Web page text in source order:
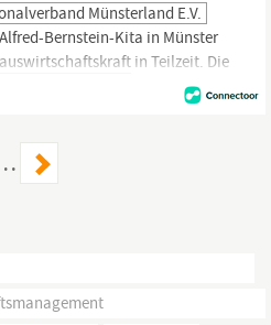
Münsterland E.V.
Bernstein-Kita in Münster
in Teilzeit. Die
Ihre Aufgaben
von Salaten, Obst und Kuchen